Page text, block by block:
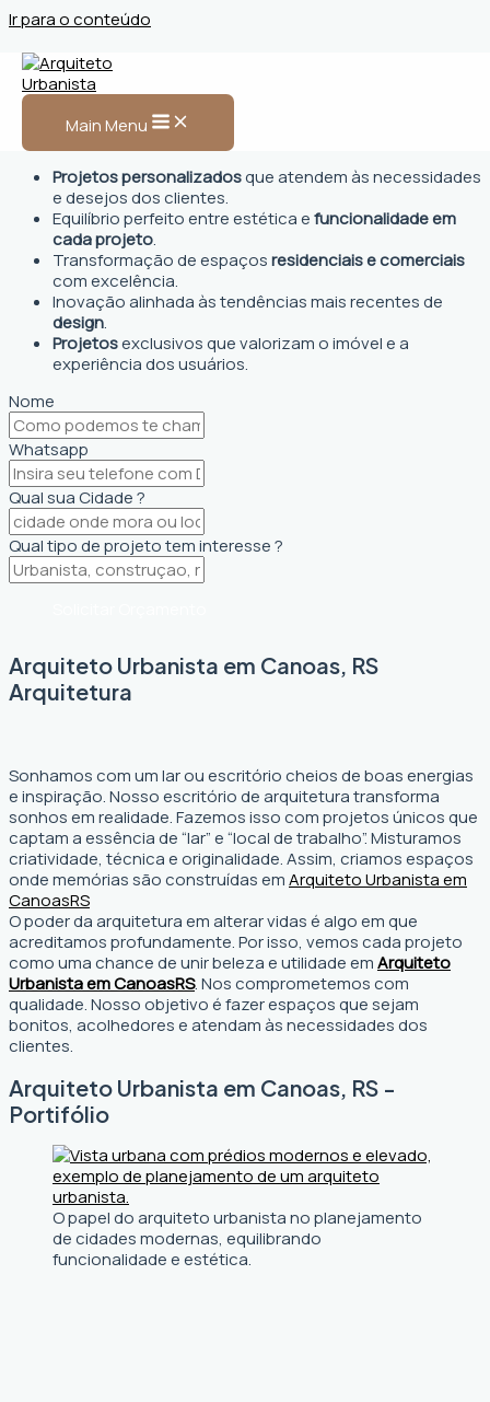
Ir para o conteúdo
Main Menu
Arquiteto Urbanista em
Canoas, RS
Projetos personalizadosque atendem às necessidades
e desejos dos clientes.
Equilíbrio perfeito entre estética efuncionalidade em
cada projeto.
Transformação de espaçosresidenciais e comerciais
com excelência.
Inovação alinhada às tendências mais recentes de
design.
Projetosexclusivos que valorizam o imóvel e a
experiência dos usuários.
Nome
Whatsapp
Qual sua Cidade ?
Qual tipo de projeto tem interesse ?
Arquiteto Urbanista em Canoas, RS
Arquitetura
Sonhamos com um lar ou escritório cheios de boas energias
e inspiração. Nosso escritório de arquitetura transforma
sonhos em realidade. Fazemos isso com projetos únicos que
captam a essência de “lar” e “local de trabalho”. Misturamos
criatividade, técnica e originalidade. Assim, criamos espaços
onde memórias são construídas emArquiteto Urbanista em
CanoasRS
O poder da arquitetura em alterar vidas é algo em que
acreditamos profundamente. Por isso, vemos cada projeto
como uma chance de unir beleza e utilidade emArquiteto
Urbanista em CanoasRS. Nos comprometemos com
qualidade. Nosso objetivo é fazer espaços que sejam
bonitos, acolhedores e atendam às necessidades dos
clientes.
Arquiteto Urbanista em Canoas, RS -
Portifólio
O papel do arquiteto urbanista no planejamento
de cidades modernas, equilibrando
funcionalidade e estética.